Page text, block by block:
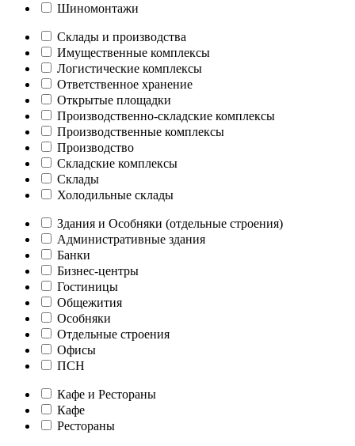
Шиномонтажи
Склады и производства
Имущественные комплексы
Логистические комплексы
Ответственное хранение
Открытые площадки
Производственно-складские комплексы
Производственные комплексы
Производство
Складские комплексы
Склады
Холодильные склады
Здания и Особняки (отдельные строения)
Административные здания
Банки
Бизнес-центры
Гостиницы
Общежития
Особняки
Отдельные строения
Офисы
ПСН
Кафе и Рестораны
Кафе
Рестораны